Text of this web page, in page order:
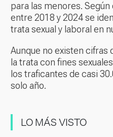
para las menores.
entre 2018 y 2024 se
trata sexual y laboral en
Aunque no existen cifras
la trata con fines
los traficantes de casi
solo año.
LO MÁS VISTO